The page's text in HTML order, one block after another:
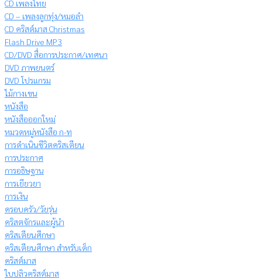
CD เพลงไทย
CD – เพลงลูกทุ่ง/หมอลำ
CD คริสต์มาส Christmas
Flash Drive MP3
CD/DVD สื่อการประกาศ/เทศนา
DVD ภาพยนตร์
DVD โปรแกรม
ไม้กางเขน
หนังสือ
หนังสือออกใหม่
หมวดหมู่หนังสือ ก-ท
การดำเนินชีวิตคริสเตียน
การประกาศ
การอธิษฐาน
การเยียวยา
การเงิน
ครอบครัว/วัยรุ่น
คริสตจักรและผู้นำ
คริสเตียนศึกษา
คริสเตียนศึกษา สำหรับเด็ก
คริสต์มาส
ใบปลิวคริสต์มาส